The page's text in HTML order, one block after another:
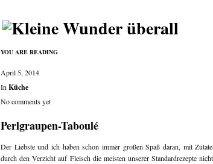
YOU ARE READING
April 5, 2014
In Küche
No comments yet
Perlgraupen-Taboulé
Der Liebste und ich haben schon immer großen Spaß daran, mit
durch den Verzicht auf Fleisch die meisten unserer Standardrezepte